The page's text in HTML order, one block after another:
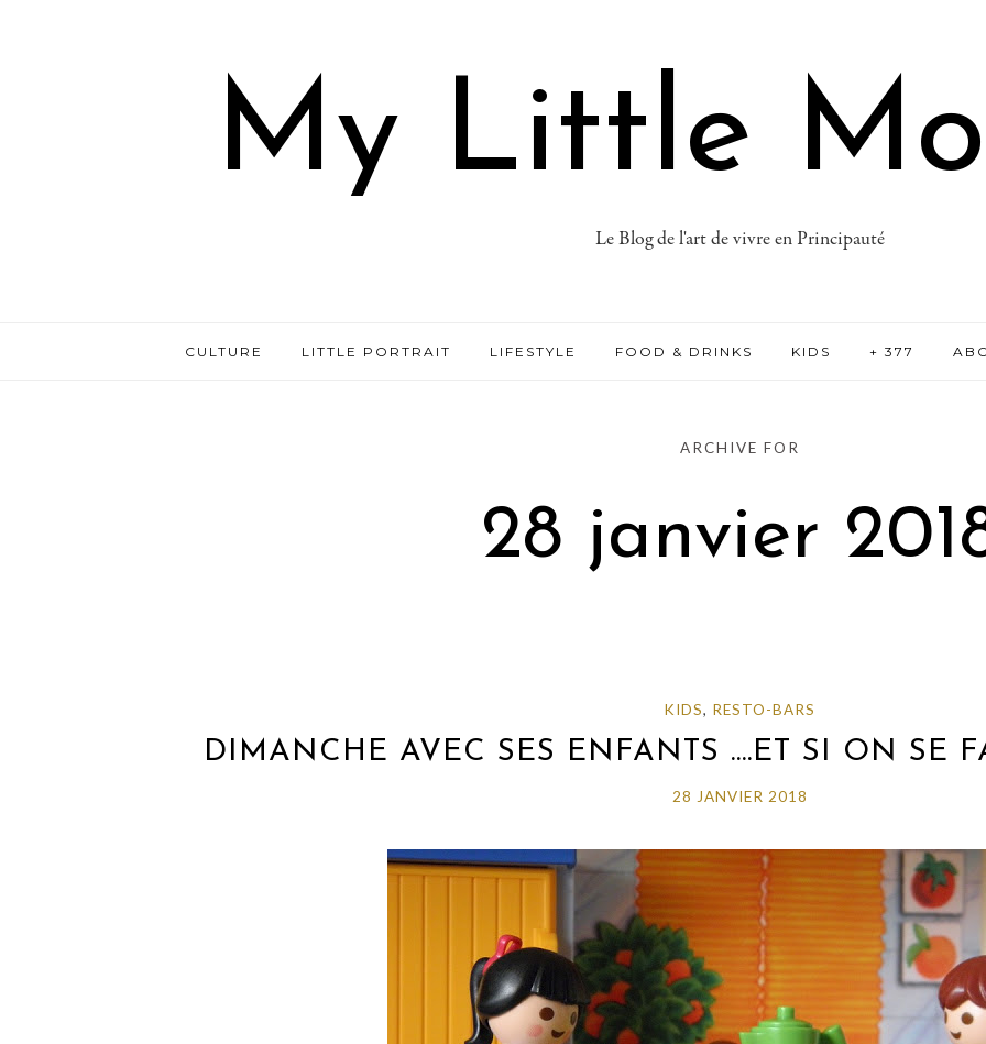
My Little
Le Blog de l'art de vivre en Principauté
CULTURE LITTLE PORTRAIT LIFESTYLE FOOD & DRINKS KIDS + 377
ARCHIVE FOR
28 janvier
KIDS, RESTO-BARS
DIMANCHE AVEC SES ENFANTS ….ET SI ON SE
28 JANVIER 2018